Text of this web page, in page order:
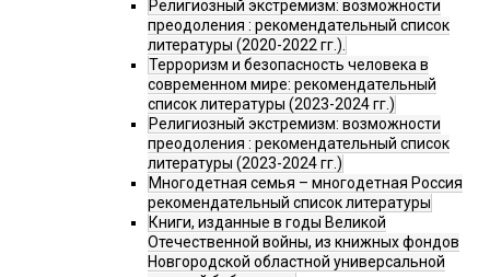
Религиозный экстремизм: возможности
преодоления : рекомендательный список
литературы (2020-2022 гг.).
Терроризм и безопасность человека в
современном мире: рекомендательный
список литературы (2023-2024 гг.)
Религиозный экстремизм: возможности
преодоления : рекомендательный список
литературы (2023-2024 гг.)
Многодетная семья – многодетная Россия
рекомендательный список литературы
Книги, изданные в годы Великой
Отечественной войны, из книжных фондов
Новгородской областной универсальной